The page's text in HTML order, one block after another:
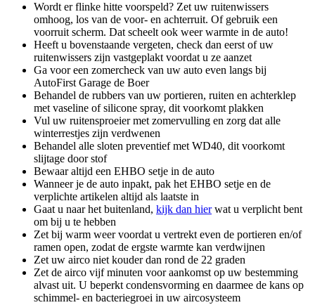
Wordt er flinke hitte voorspeld? Zet uw ruitenwissers
omhoog, los van de voor- en achterruit. Of gebruik een
voorruit scherm. Dat scheelt ook weer warmte in de auto!
Heeft u bovenstaande vergeten, check dan eerst of uw
ruitenwissers zijn vastgeplakt voordat u ze aanzet
Ga voor een zomercheck van uw auto even langs bij
AutoFirst Garage de Boer
Behandel de rubbers van uw portieren, ruiten en achterklep
met vaseline of silicone spray, dit voorkomt plakken
Vul uw ruitensproeier met zomervulling en zorg dat alle
winterrestjes zijn verdwenen
Behandel alle sloten preventief met WD40, dit voorkomt
slijtage door stof
Bewaar altijd een EHBO setje in de auto
Wanneer je de auto inpakt, pak het EHBO setje en de
verplichte artikelen altijd als laatste in
Gaat u naar het buitenland, kijk dan hierwat u verplicht bent
om bij u te hebben
Zet bij warm weer voordat u vertrekt even de portieren en/of
ramen open, zodat de ergste warmte kan verdwijnen
Zet uw airco niet kouder dan rond de 22 graden
Zet de airco vijf minuten voor aankomst op uw bestemming
alvast uit. U beperkt condensvorming en daarmee de kans op
schimmel- en bacteriegroei in uw aircosysteem